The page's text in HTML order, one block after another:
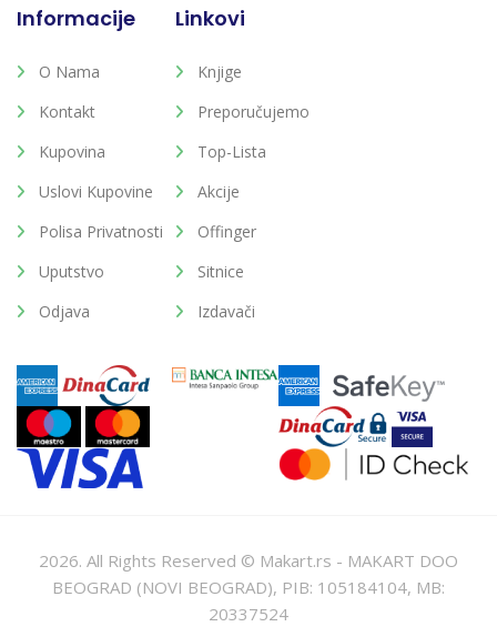
Informacije
O Nama
Kontakt
Kupovina
Uslovi Kupovine
Polisa Privatnosti
Uputstvo
Odjava
Linkovi
Knjige
Preporučujemo
Top-Lista
Akcije
Offinger
Sitnice
Izdavači
2026. All Rights Reserved © Makart.rs - MAKART DOO
BEOGRAD (NOVI BEOGRAD), PIB: 105184104, MB:
20337524